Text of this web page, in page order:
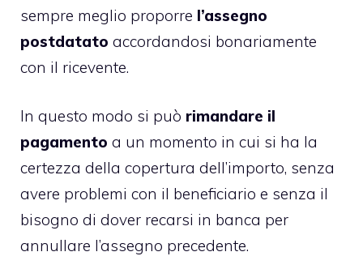
sempre meglio proporre l’assegno
postdatato accordandosi bonariamente
con il ricevente.
In questo modo si può rimandare il
pagamento a un momento in cui si ha la
certezza della copertura dell’importo, senza
avere problemi con il beneficiario e senza il
bisogno di dover recarsi in banca per
annullare l’assegno precedente.